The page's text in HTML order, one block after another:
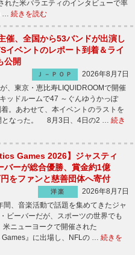
れた米バラエティのインタビューで率
… 続きを読む
催、全国から53バンドが出演し
イベントのレポート到着＆ライ
公開
Ｊ－ＰＯＰ
2026年8月7日
、東京・恵比寿LIQUIDROOMで開催
ッドルームで47 ～ぐんゆうかっぽ
。あわせて、本イベントのラストを
となった。 8月3日、4日の2 … 続き
Games 2026】ジャスティ
バーが総合優勝、賞金約1億
をファンと慈善団体へ寄付
洋楽
2026年8月7日
、音楽活動で話題を集めてきたジャ
ビーバーだが、スポーツの世界でも
ニューヨークで開催された
Games』に出場し、NFLの … 続きを